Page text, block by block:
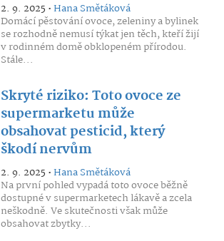
2. 9. 2025 •Hana Smětáková
Domácí pěstování ovoce, zeleniny a bylinek
se rozhodně nemusí týkat jen těch, kteří žijí
v rodinném domě obklopeném přírodou.
Stále...
Skryté riziko: Toto ovoce ze
supermarketu může
obsahovat pesticid, který
škodí nervům
2. 9. 2025 •Hana Smětáková
Na první pohled vypadá toto ovoce běžně
dostupné v supermarketech lákavě a zcela
neškodně. Ve skutečnosti však může
obsahovat zbytky...